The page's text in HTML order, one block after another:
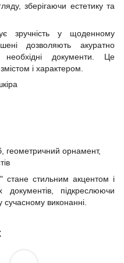
зберігаючи естетику та
зручність у щоденному
дозволяють акуратно
документи. Це
і характером.
геометричний орнамент,
стане стильним акцентом і
підкреслюючи
сучасному виконанні.